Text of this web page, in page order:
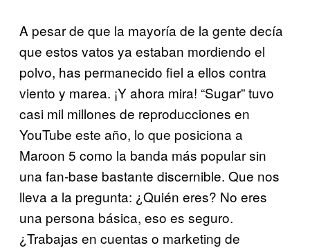
A pesar de que la mayoría de la gente decía
que estos vatos ya estaban mordiendo el
polvo, has permanecido fiel a ellos contra
viento y marea. ¡Y ahora mira! “Sugar” tuvo
casi mil millones de reproducciones en
YouTube este año, lo que posiciona a
Maroon 5 como la banda más popular sin
una fan-base bastante discernible. Que nos
lleva a la pregunta: ¿Quién eres? No eres
una persona básica, eso es seguro.
¿Trabajas en cuentas o marketing de